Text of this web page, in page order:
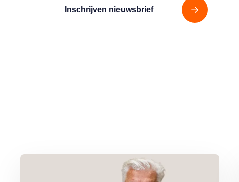
Inschrijven nieuwsbrief
Lees meer over Column Jan Slagter: Samen staan we sterk